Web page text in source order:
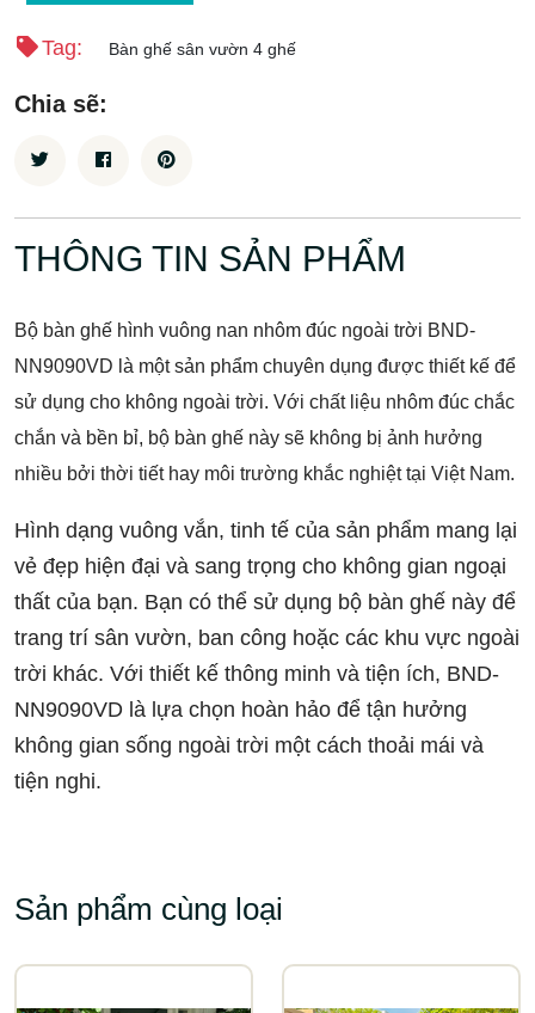
Tag: Bàn ghế sân vườn 4 ghế
Chia sẽ:
THÔNG TIN SẢN PHẨM
Bộ bàn ghế hình vuông nan nhôm đúc ngoài trời BND-
NN9090VD là một sản phẩm chuyên dụng được thiết kế để
sử dụng cho không ngoài trời. Với chất liệu nhôm đúc chắc
chắn và bền bỉ, bộ bàn ghế này sẽ không bị ảnh hưởng
nhiều bởi thời tiết hay môi trường khắc nghiệt tại Việt Nam.
Hình dạng vuông vắn, tinh tế của sản phẩm mang lại
vẻ đẹp hiện đại và sang trọng cho không gian ngoại
thất của bạn. Bạn có thể sử dụng bộ bàn ghế này để
trang trí sân vườn, ban công hoặc các khu vực ngoài
trời khác. Với thiết kế thông minh và tiện ích, BND-
NN9090VD là lựa chọn hoàn hảo để tận hưởng
không gian sống ngoài trời một cách thoải mái và
tiện nghi.
Sản phẩm cùng loại